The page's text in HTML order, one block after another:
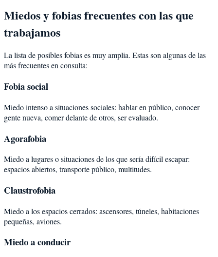
Miedos y fobias frecuentes con las que
trabajamos
La lista de posibles fobias es muy amplia. Estas son algunas de las
más frecuentes en consulta:
Fobia social
Miedo intenso a situaciones sociales: hablar en público, conocer
gente nueva, comer delante de otros, ser evaluado.
Agorafobia
Miedo a lugares o situaciones de los que sería difícil escapar:
espacios abiertos, transporte público, multitudes.
Claustrofobia
Miedo a los espacios cerrados: ascensores, túneles, habitaciones
pequeñas, aviones.
Miedo a conducir